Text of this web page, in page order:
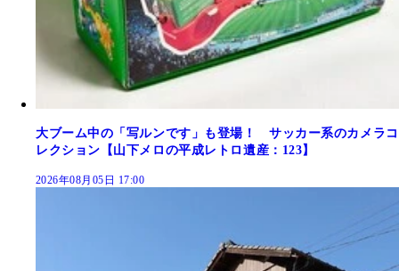
大ブーム中の「写ルンです」も登場！ サッカー系のカメラコ
レクション【山下メロの平成レトロ遺産：123】
2026年08月05日 17:00